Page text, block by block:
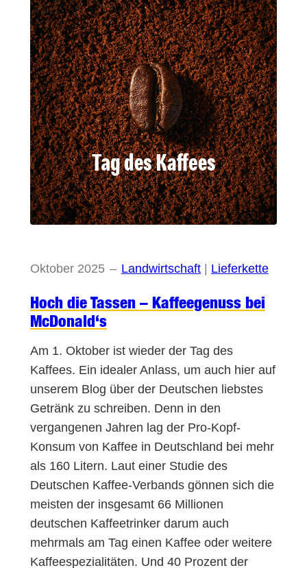
Oktober 2025 – Landwirtschaft | Lieferkette
Hoch die Tassen – Kaffeegenuss bei
McDonald‘s
Am 1. Oktober ist wieder der Tag des
Kaffees. Ein idealer Anlass, um auch hier auf
unserem Blog über der Deutschen liebstes
Getränk zu schreiben. Denn in den
vergangenen Jahren lag der Pro-Kopf-
Konsum von Kaffee in Deutschland bei mehr
als 160 Litern. Laut einer Studie des
Deutschen Kaffee-Verbands gönnen sich die
meisten der insgesamt 66 Millionen
deutschen Kaffeetrinker darum auch
mehrmals am Tag einen Kaffee oder weitere
Kaffeespezialitäten. Und 40 Prozent der